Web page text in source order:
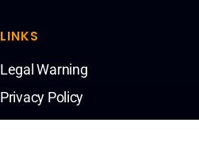
LINKS
Legal Warning
Privacy Policy